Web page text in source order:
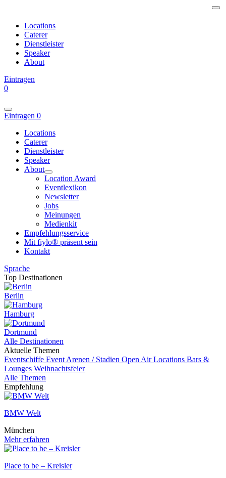
Locations
Caterer
Dienstleister
Speaker
About
Eintragen
0
Eintragen 0
Locations
Caterer
Dienstleister
Speaker
About
Location Award
Eventlexikon
Newsletter
Jobs
Meinungen
Medienkit
Empfehlungsservice
Mit fiylo® präsent sein
Kontakt
Sprache
Top Destinationen
Berlin
Hamburg
Dortmund
Alle Destinationen
Aktuelle Themen
Eventschiffe Event Arenen / Stadien Open Air Locations Bars &
Lounges Weihnachtsfeier
Alle Themen
Empfehlung
BMW Welt
München
Mehr erfahren
Place to be – Kreisler